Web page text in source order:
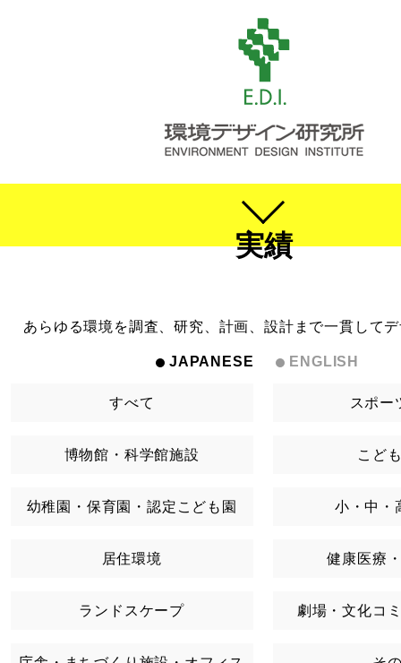
実績
あらゆる環境を調査、研究、計画、設計まで一貫して
JAPANESE ENGLISH
すべて スポー
博物館・科学館施設 こど
幼稚園・保育園・認定こども園 小・中・
居住環境 健康医療
ランドスケープ 劇場・文化コ